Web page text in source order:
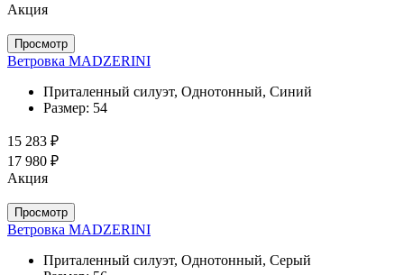
Акция
Просмотр
Ветровка MADZERINI
Приталенный силуэт, Однотонный, Синий
Размер: 54
15 283 ₽
17 980 ₽
Акция
Просмотр
Ветровка MADZERINI
Приталенный силуэт, Однотонный, Серый